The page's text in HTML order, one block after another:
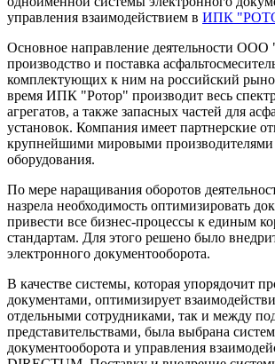
управления взаимодействием в ИПК
Основное направление деятельности
производство и поставка
комплектующих к ним на российский
время ИПК "Ротор" производит весь
агрегатов, а также запасных частей для
установок. Компания имеет партнерские
крупнейшими мировыми производителями
оборудования.
По мере наращивания оборотов
назрела необходимость оптимизировать
привести все бизнес-процессы к единым
стандартам. Для этого решено было
электронного документооборота.
В качестве системы, которая упорядочит
документами, оптимизирует
отдельными сотрудниками, так и между
представительствами, была выбрана
документооборота и управления